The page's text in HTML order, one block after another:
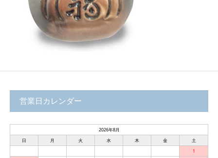
営業日カレンダー
2026年8月
日
月 火 水 木 金
土
1